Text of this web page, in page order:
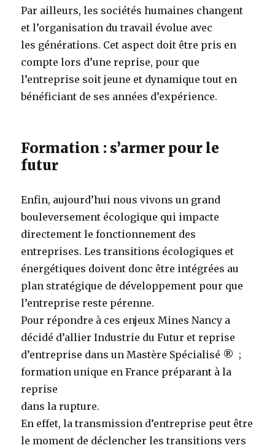
Par ailleurs, les sociétés humaines changent
et l’organisation du travail évolue avec
les générations. Cet aspect doit être pris en
compte lors d’une reprise, pour que
l’entreprise soit jeune et dynamique tout en
bénéficiant de ses années d’expérience.
Formation : s’armer pour le
futur
Enfin, aujourd’hui nous vivons un grand
bouleversement écologique qui impacte
directement le fonctionnement des
entreprises. Les transitions écologiques et
énergétiques doivent donc être intégrées au
plan stratégique de développement pour que
l’entreprise reste pérenne.
Pour répondre à ces enjeux Mines Nancy a
décidé d’allier Industrie du Futur et reprise
d’entreprise dans un Mastère Spécialisé ® ;
formation unique en France préparant à la
reprise
dans la rupture.
En effet, la transmission d’entreprise peut être
le moment de déclencher les transitions vers